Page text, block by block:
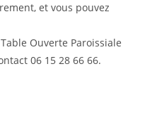
et vous pouvez
Ouverte Paroissiale
06 15 28 66 66.